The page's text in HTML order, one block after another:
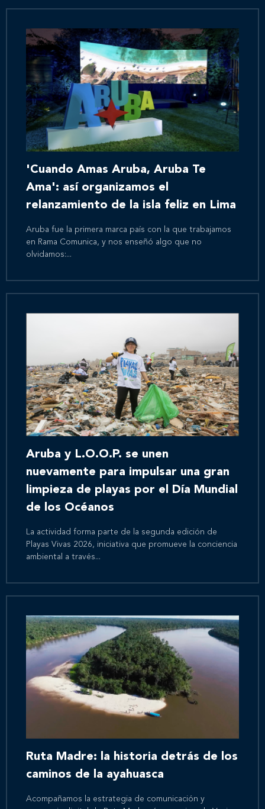
'Cuando Amas Aruba, Aruba Te
Ama': así organizamos el
relanzamiento de la isla feliz en Lima
Aruba fue la primera marca país con la que trabajamos
en Rama Comunica, y nos enseñó algo que no
olvidamos:...
Aruba y L.O.O.P. se unen
nuevamente para impulsar una gran
limpieza de playas por el Día Mundial
de los Océanos
La actividad forma parte de la segunda edición de
Playas Vivas 2026, iniciativa que promueve la conciencia
ambiental a través...
Ruta Madre: la historia detrás de los
caminos de la ayahuasca
Acompañamos la estrategia de comunicación y